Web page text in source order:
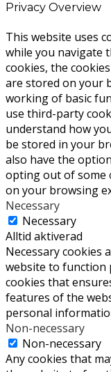
Privacy Overview
This website uses
while you navigate
cookies, the
are stored on your
working of basic
use third-party
understand how
be stored in your
also have the
opting out of some
on your browsing
Necessary
Necessary
Alltid aktiverad
Necessary cookies
website to function
cookies that
features of the
personal
Non-necessary
Non-necessary
Any cookies that